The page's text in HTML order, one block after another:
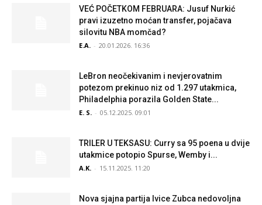
VEĆ POČETKOM FEBRUARA: Jusuf Nurkić
pravi izuzetno moćan transfer, pojačava
silovitu NBA momčad?
E.A. - 20.01.2026. 16:36
LeBron neočekivanim i nevjerovatnim
potezom prekinuo niz od 1.297 utakmica,
Philadelphia porazila Golden State...
E. S. - 05.12.2025. 09:01
TRILER U TEKSASU: Curry sa 95 poena u dvije
utakmice potopio Spurse, Wemby i...
A.K. - 15.11.2025. 11:20
Nova sjajna partija Ivice Zubca nedovoljna